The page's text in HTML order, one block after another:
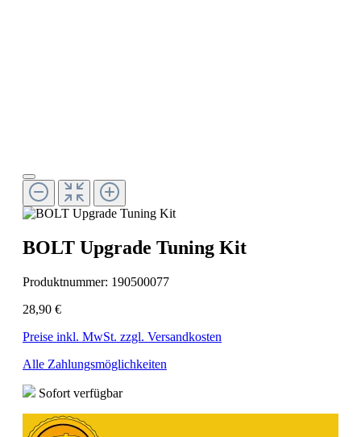
BOLT Upgrade Tuning Kit
Produktnummer: 190500077
28,90 €
Preise inkl. MwSt. zzgl. Versandkosten
Alle Zahlungsmöglichkeiten
Sofort verfügbar